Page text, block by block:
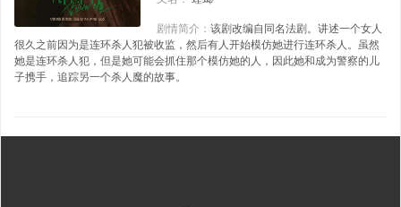
剧情简介：该剧改编自同名法剧。讲述一个女人
很久之前因为是连环杀人犯被收监，然后有人开始模仿她进行连环杀人。虽然
她是连环杀人犯，但是她可能会抓住那个模仿她的人，因此她和成为警察的儿
子携手，追踪另一个杀人魔的故事。